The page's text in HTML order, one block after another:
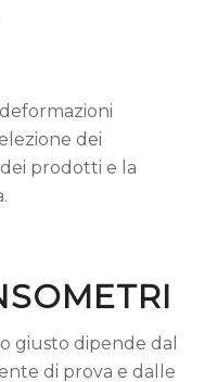
dei
prodotti e la
giusto dipende dal
di prova e dalle